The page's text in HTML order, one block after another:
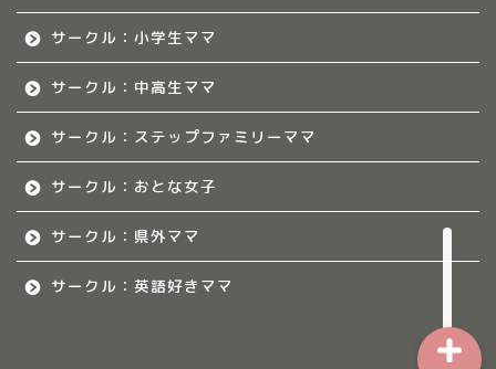
サークル：小学生ママ
サークル：中高生ママ
サークル：ステップファミリーママ
サークル：おとな女子
サークル：県外ママ
サークル：英語好きママ
熊本のママ集まれ！につ
熊本ママのサークル